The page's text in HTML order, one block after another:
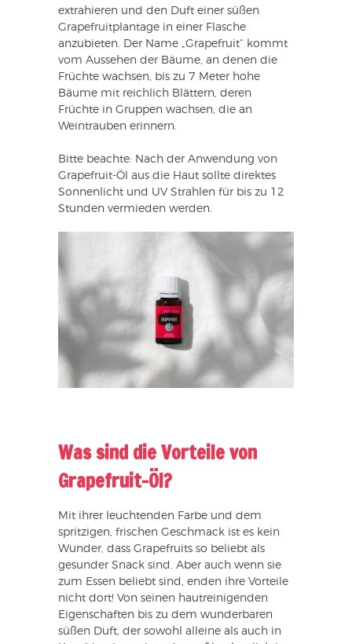
extrahieren und den Duft einer süßen
Grapefruitplantage in einer Flasche
anzubieten. Der Name „Grapefruit“ kommt
vom Aussehen der Bäume, an denen die
Früchte wachsen, bis zu 7 Meter hohe
Bäume mit reichlich Blättern, deren
Früchte in Gruppen wachsen, die an
Weintrauben erinnern.
Bitte beachte: Nach der Anwendung von
Grapefruit-Öl aus die Haut sollte direktes
Sonnenlicht und UV Strahlen für bis zu 12
Stunden vermieden werden.
Was sind die Vorteile von
Grapefruit-Öl?
Mit ihrer leuchtenden Farbe und dem
spritzigen, frischen Geschmack ist es kein
Wunder, dass Grapefruits so beliebt als
gesunder Snack sind. Aber auch wenn sie
zum Essen beliebt sind, enden ihre Vorteile
nicht dort! Von seinen hautreinigenden
Eigenschaften bis zu dem wunderbaren
süßen Duft, der sowohl alleine als auch in